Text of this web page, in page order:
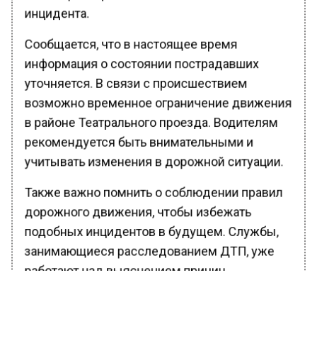
инцидента.
Сообщается, что в настоящее время
информация о состоянии пострадавших
уточняется. В связи с происшествием
возможно временное ограничение движения
в районе Театрального проезда. Водителям
рекомендуется быть внимательными и
учитывать изменения в дорожной ситуации.
Также важно помнить о соблюдении правил
дорожного движения, чтобы избежать
подобных инцидентов в будущем. Службы,
занимающиеся расследованием ДТП, уже
работают над выяснением причин